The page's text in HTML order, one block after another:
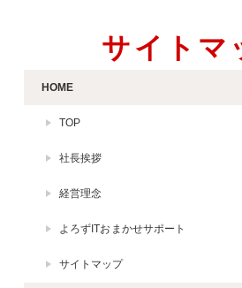
サイトマ
HOME
TOP
社長挨拶
経営理念
よろずITおまかせサポート
サイトマップ